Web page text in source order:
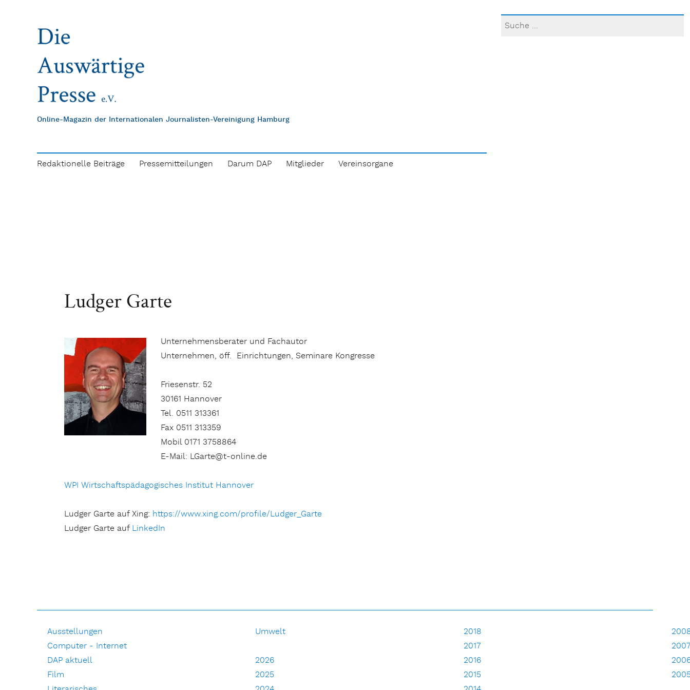
Online-Magazin der Internationalen Journalisten-Vereinigung Hamburg
Redaktionelle Beiträge Pressemitteilungen Darum DAP Mitglieder Vereinsorgane
Ludger Garte
Unternehmensberater und Fachautor
Unternehmen, öff. Einrichtungen, Seminare Kongresse
Friesenstr. 52
30161 Hannover
Tel. 0511 313361
Fax 0511 313359
Mobil 0171 3758864
E-Mail: LGarte@t-online.de
WPI Wirtschaftspädagogisches Institut Hannover
Ludger Garte auf Xing: https://www.xing.com/profile/Ludger_Garte
Ludger Garte auf LinkedIn
Ausstellungen
Computer - Internet
DAP aktuell
Film
Umwelt
2026
2025
2018
2017
2016
2015